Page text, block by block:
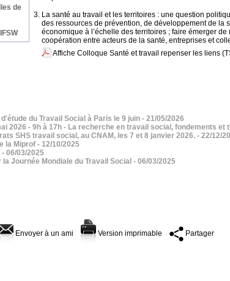
de
La santé au travail et les territoires : une question
des ressources de prévention, de développement de la
économique à l’échelle des territoires ; faire émerger
coopération entre acteurs de la santé, entreprises et
Affiche Colloque Santé et travail repenser les liens
du Travail Social à Paris le 9 juin - 21/05/2026
2026 - 9h à 17h - La recherche en travail social, fondements et
SHS travail social, au CNAM, les 7 et 8 janvier 2026. - 22/12/
la Miprof - 12/10/2025
- 06/03/2025
Journée Mondiale du Travail Social - 06/03/2025
Envoyer à un ami Version imprimable Partager